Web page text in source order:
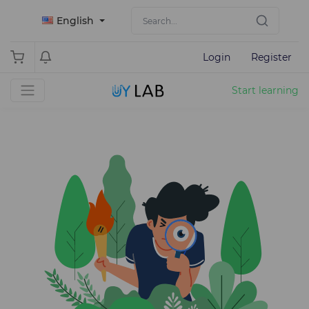
English
Login Register
Start learning